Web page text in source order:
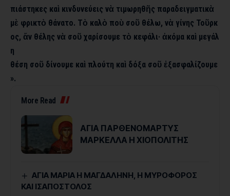
πιάστηκες καὶ κινδυνεύεις νὰ τιμωρηθῆς παραδειγματικὰ
μὲ φρικτὸ θάνατο. Τὸ καλὸ ποὺ σοῦ θέλω, νὰ γίνης Τοῦρκ
ος, ἄν θέλης νὰ σοῦ χαρίσουμε τὸ κεφάλι· ἀκόμα καὶ μεγάλ
η
θέση σοῦ δίνουμε καὶ πλούτη καὶ δόξα σοῦ ἐξασφαλίζουμε
».
More Read
ΑΓΙΑ ΠΑΡΘΕΝΟΜΑΡΤΥΣ
ΜΑΡΚΕΛΛΑ Η ΧΙΟΠΟΛΙΤΗΣ
ΑΓΙΑ ΜΑΡΙΑ Η ΜΑΓΔΑΛΗΝΗ, Η ΜΥΡΟΦΟΡΟΣ
ΚΑΙ ΙΣΑΠΟΣΤΟΛΟΣ